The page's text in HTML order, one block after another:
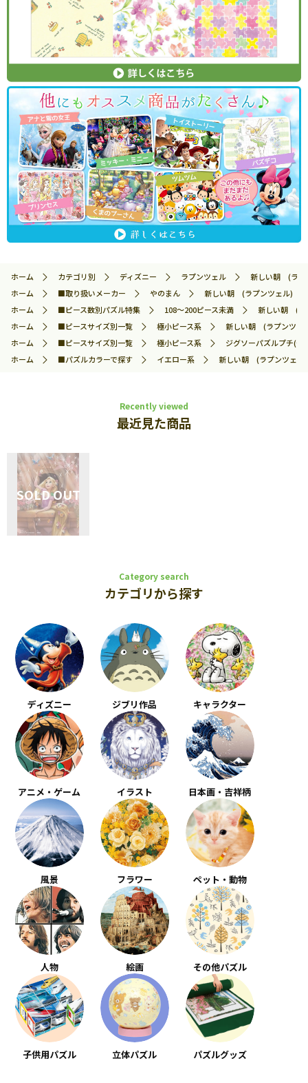
ホーム カテゴリ別 ディズニー ラプンツェル
新しい朝 (ラプ
ホーム
■取り扱いメーカー やのまん
新しい朝 (ラプンツェル)
ホーム
■ピース数別パズル特集 108～200ピース未満
新しい朝 (ラ
ホーム
■ピースサイズ別一覧 極小ピース系
新しい朝 (ラプンツ
ホーム
■ピースサイズ別一覧 極小ピース系
ジグソーパズルプチ(や
ホーム
■パズルカラーで探す イエロー系 新しい朝 (ラプンツェ
Recently viewed
最近見た商品
Category search
カテゴリから探す
ディズニー ジブリ作品 キャラクター
アニメ・ゲーム イラスト 日本画・吉祥柄
風景 フラワー ペット・動物
人物 絵画 その他パズル
子供用パズル 立体パズル パズルグッズ